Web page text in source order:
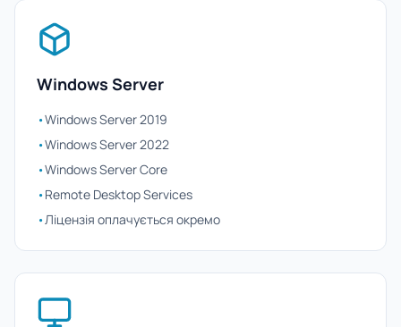
Windows Server
•Windows Server 2019
•Windows Server 2022
•Windows Server Core
•Remote Desktop Services
•Ліцензія оплачується окремо